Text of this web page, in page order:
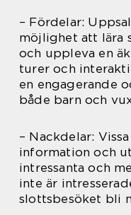
– Fördelar:
möjlighet att lära
och uppleva en
turer och
en engagerande
både barn och
– Nackdelar:
information och
intressanta och
inte är
slottsbesöket bli